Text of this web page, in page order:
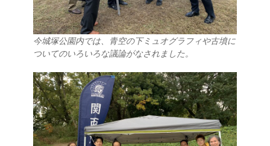
今城塚公園内では、青空の下ミュオグラフィや古墳に
ついてのいろいろな議論がなされました。